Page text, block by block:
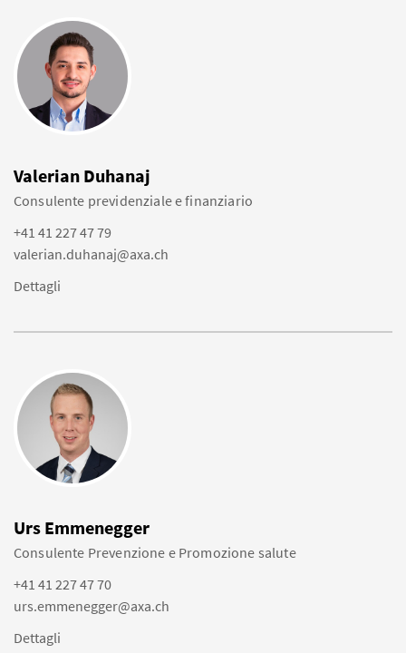
Valerian Duhanaj
Consulente previdenziale e finanziario
+41 41 227 47 79
valerian.duhanaj@axa.ch
Dettagli
Urs Emmenegger
Consulente Prevenzione e Promozione salute
+41 41 227 47 70
urs.emmenegger@axa.ch
Dettagli